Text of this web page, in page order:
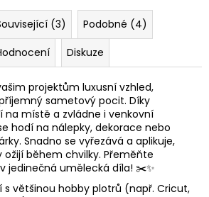
(3)
Podobné (4)
Diskuze
projektům luxusní vzhled,
sametový pocit. Díky
na místě a zvládne i venkovní
hodí na nálepky, dekorace nebo
Snadno se vyřezává a aplikuje,
ožijí během chvilky. Přeměňte
jedinečná umělecká díla! ✂️✨
s většinou hobby plotrů (např. Cricut,